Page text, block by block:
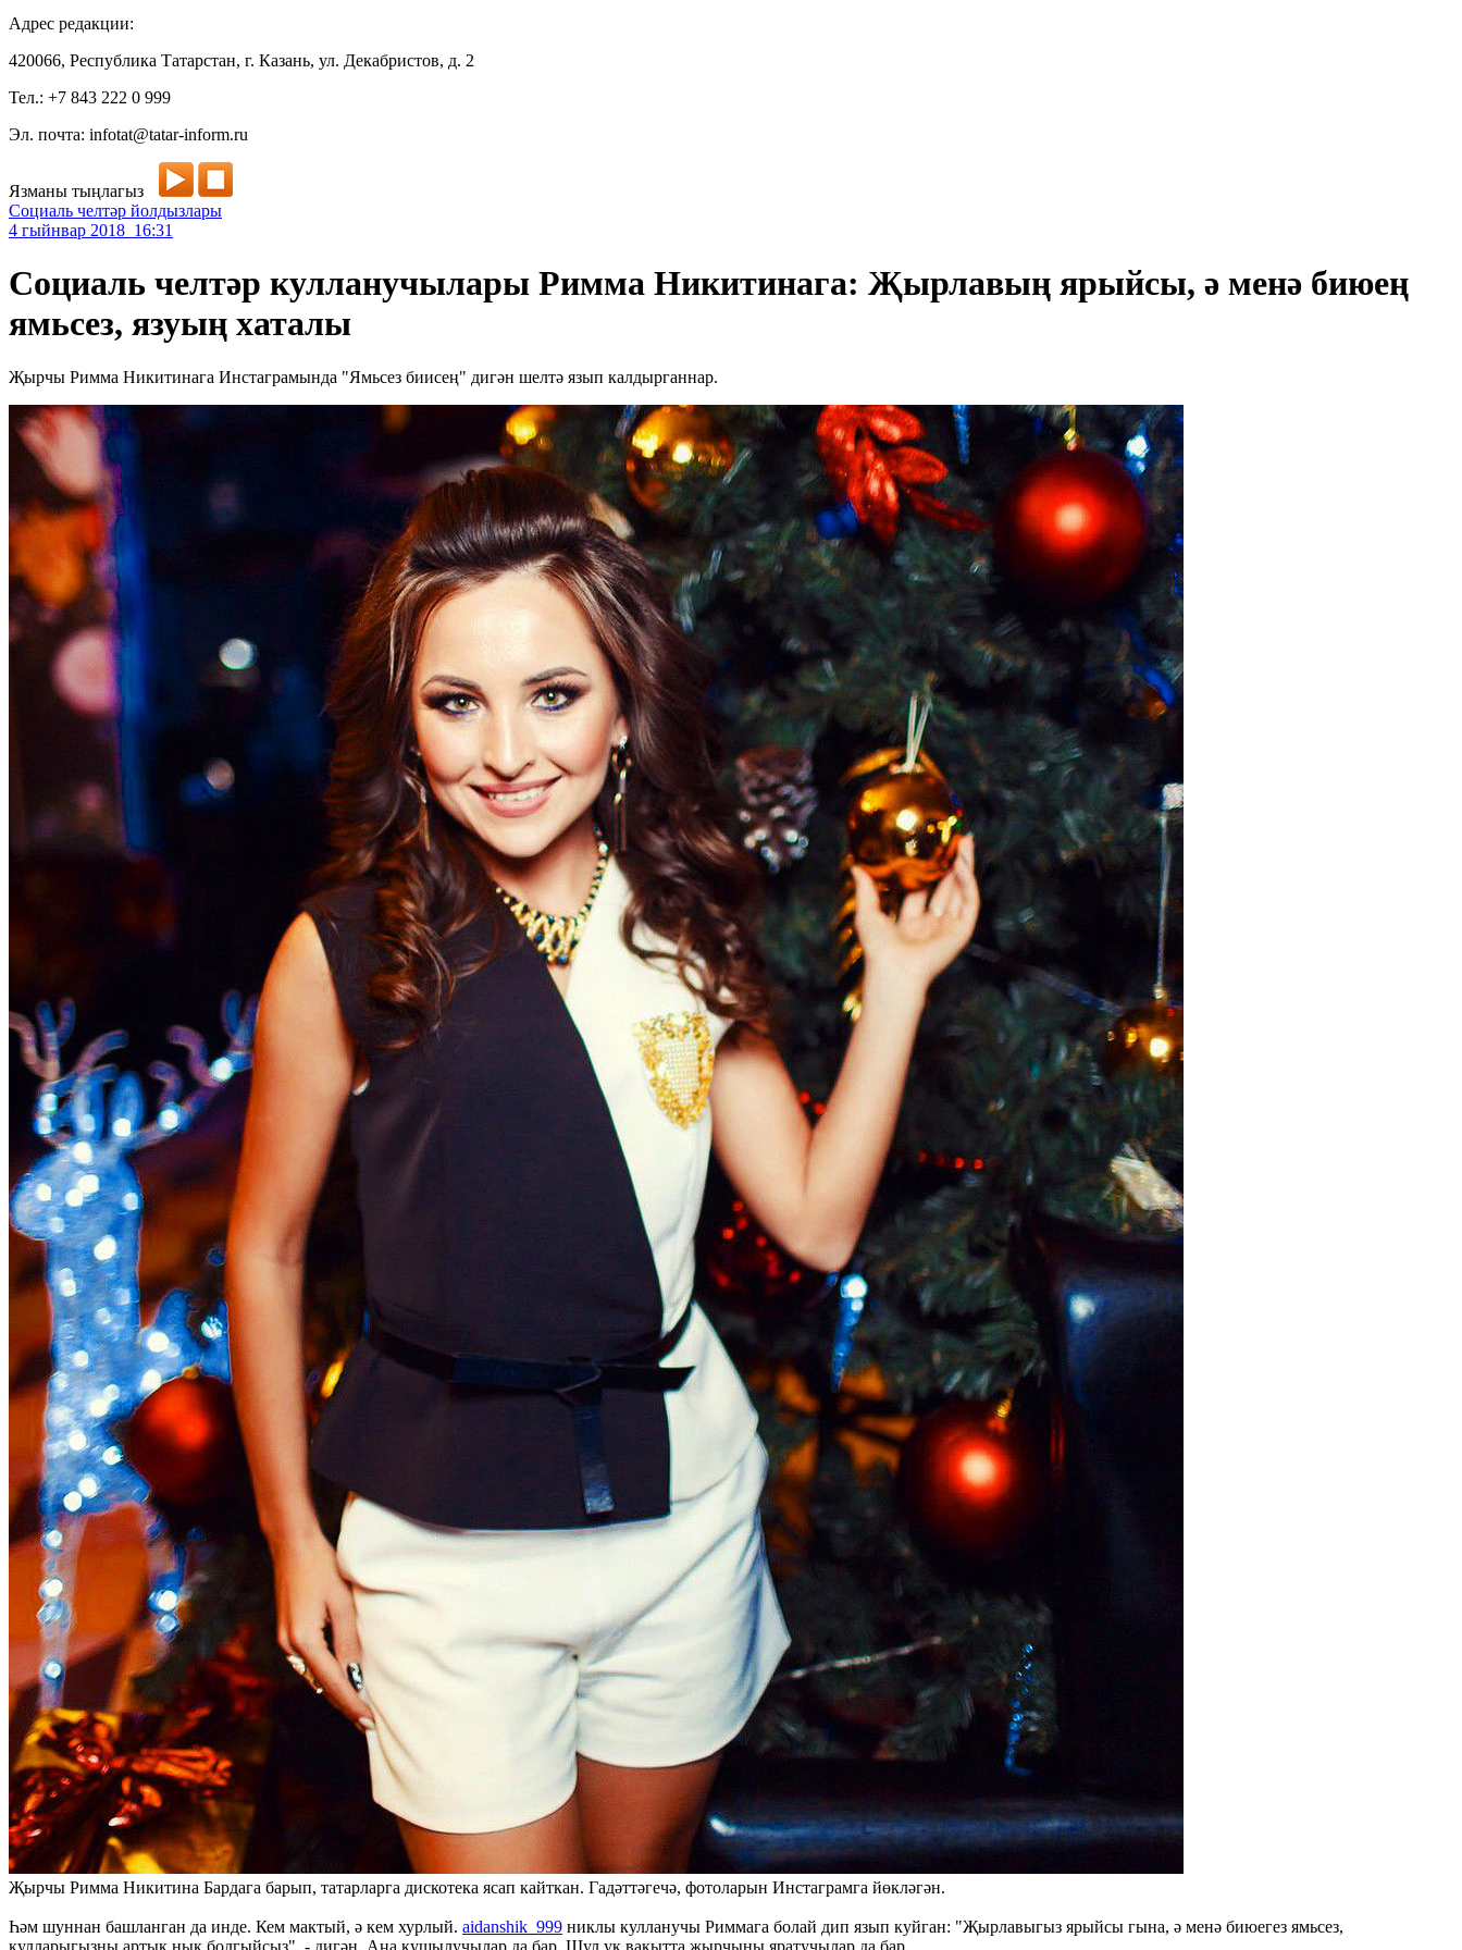
Адрес редакции:
420066, Республика Татарстан, г. Казань, ул. Декабристов, д. 2
Тел.: +7 843 222 0 999
Эл. почта: infotat@tatar-inform.ru
Язманы тыңлагыз
Социаль челтәр йолдызлары
4 гыйнвар 2018 16:31
Социаль челтәр кулланучылары Римма Никитинага: Җырлавың ярыйсы, ә менә биюең
ямьсез, язуың хаталы
Җырчы Римма Никитинага Инстаграмында "Ямьсез биисең" дигән шелтә язып калдырганнар.
Җырчы Римма Никитина Бардага барып, татарларга дискотека ясап кайткан. Гадәттәгечә, фотоларын Инстаграмга йөкләгән.
Һәм шуннан башланган да инде. Кем мактый, ә кем хурлый. aidanshik_999 никлы кулланучы Риммага болай дип язып куйган: "Җырлавыгыз ярыйсы гына, ә менә биюегез ямьсез,
кулларыгызны артык нык болгыйсыз", - дигән. Аңа кушылучылар да бар. Шул ук вакытта җырчыны яратучылар да бар.